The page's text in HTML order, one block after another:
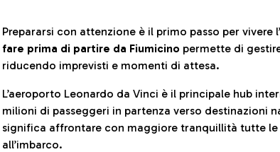
Prepararsi con attenzione è il primo passo per vivere
fare prima di partire da Fiumicino permette di
riducendo imprevisti e momenti di attesa.
L’aeroporto Leonardo da Vinci è il principale hub
milioni di passeggeri in partenza verso destinazioni
significa affrontare con maggiore tranquillità tutte
all’imbarco.